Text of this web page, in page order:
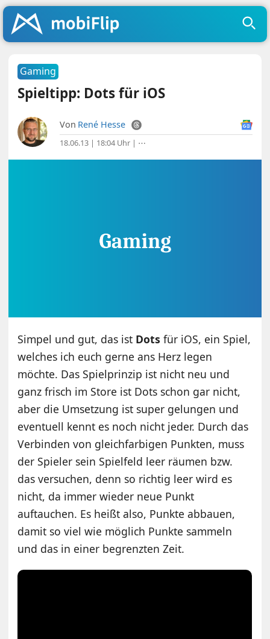
Gaming
Spieltipp: Dots für iOS
Von René Hesse
18.06.13 | 18:04 Uhr | ⋯
Simpel und gut, das ist Dots für iOS, ein Spiel,
welches ich euch gerne ans Herz legen
möchte. Das Spielprinzip ist nicht neu und
ganz frisch im Store ist Dots schon gar nicht,
aber die Umsetzung ist super gelungen und
eventuell kennt es noch nicht jeder. Durch das
Verbinden von gleichfarbigen Punkten, muss
der Spieler sein Spielfeld leer räumen bzw.
das versuchen, denn so richtig leer wird es
nicht, da immer wieder neue Punkt
auftauchen. Es heißt also, Punkte abbauen,
damit so viel wie möglich Punkte sammeln
und das in einer begrenzten Zeit.